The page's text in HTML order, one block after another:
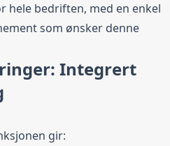
hele bedriften, med en enkel
som ønsker denne
ringer: Integrert
gir: